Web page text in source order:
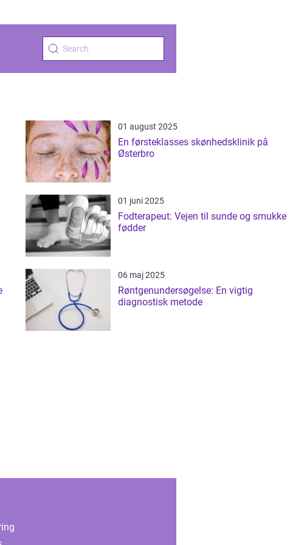
01 august 2025
En førsteklasses skønhedsklinik på
Østerbro
01 juni 2025
Fodterapeut: Vejen til sunde og smukke
fødder
06 maj 2025
Røntgenundersøgelse: En vigtig
diagnostisk metode